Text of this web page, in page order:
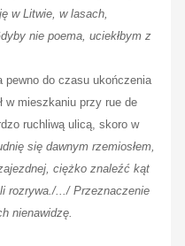
w Litwie, w lasach,
nie poema, uciekłbym z
pewno do czasu ukończenia
w mieszkaniu przy rue de
ruchliwą ulicą, skoro w
się dawnym rzemiosłem,
ciężko znaleźć kąt
rozrywa./.../ Przeznaczenie
nienawidzę.